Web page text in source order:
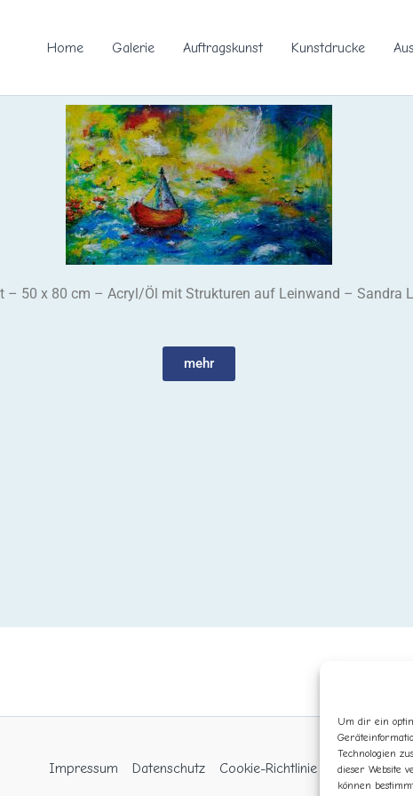
Um dir ein
Technologien
dieser Website
können
Home Galerie Auftragskunst Kunstdrucke
– 50 x 80 cm – Acryl/Öl mit Strukturen auf Leinwand – Sandra
mehr
Impressum Datenschutz Cookie-Richtlinie (EU)